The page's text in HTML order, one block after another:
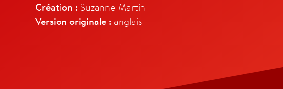
Création : Suzanne Martin
Version originale : anglais